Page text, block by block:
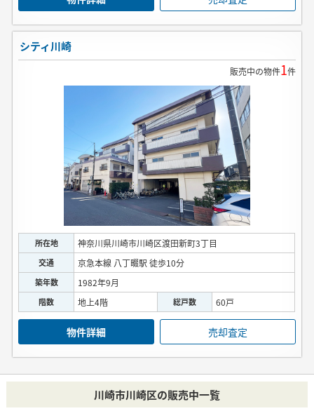
シティ川崎
販売中の物件1件
所在地 神奈川県川崎市川崎区渡田新町3丁目
交通 京急本線 八丁畷駅 徒歩10分
築年数 1982年9月
階数 地上4階 総戸数 60戸
物件詳細 売却査定
川崎市川崎区の販売中一覧